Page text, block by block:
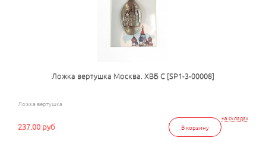
Ложка вертушка Москва. ХВБ С [SP1-3-00008]
Ложка вертушка
на складах
В корзину
237.00 руб